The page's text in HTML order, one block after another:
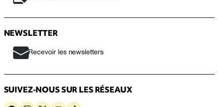
NEWSLETTER
Recevoir les newsletters
SUIVEZ-NOUS SUR LES RÉSEAUX